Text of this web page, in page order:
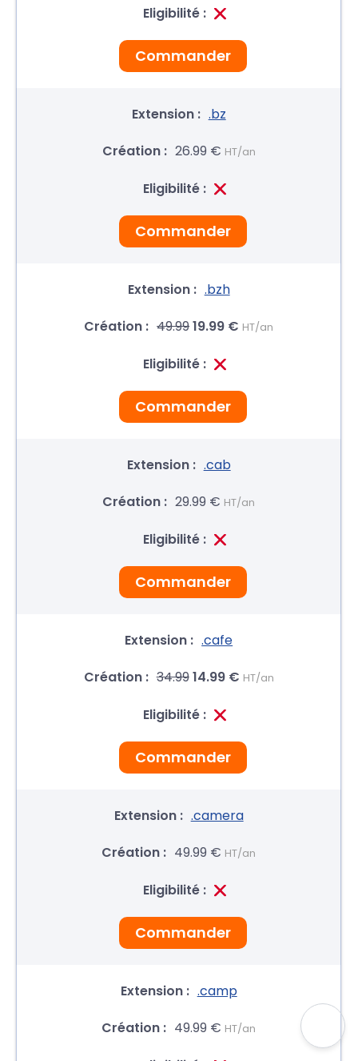
Commander
.bz
26.99 € HT/an
Commander
.bzh
49.9919.99 € HT/an
Commander
.cab
29.99 € HT/an
Commander
.cafe
34.9914.99 € HT/an
Commander
.camera
49.99 € HT/an
Commander
.camp
49.99 € HT/an